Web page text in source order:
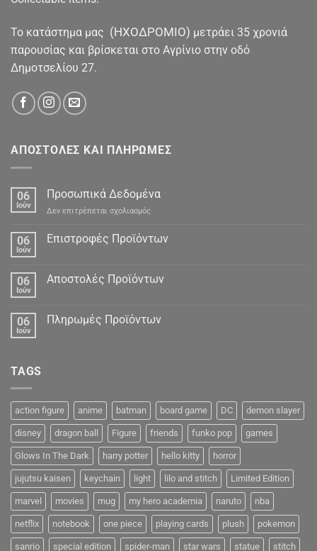
To κατάστημα μας (ΗΧΟΔΡΟΜΙΟ) μετράει 35 χρονιά
παρουσίας και βρίσκεται στο Αγρίνιο στην οδό
Δημοτσελίου 27.
ΑΠΟΣΤΟΛΕΣ ΚΑΙ ΠΛΗΡΩΜΕΣ
06
Ιούν
Προσωπικά Δεδομένα
Δεν επιτρέπεται σχολιασμός
Δεδομένα
06
Ιούν
Επιστροφές Προϊόντων
06
Ιούν
Αποστολές Προϊόντων
06
Ιούν
Πληρωμές Προϊόντων
TAGS
action figure anime batman board game DC demon slayer
disney dragon ball Figure friends funko pop games
Glows In The Dark harry potter hello kitty horror
jujutsu kaisen keychain light lilo and stitch Limited Edition
marvel movies mug my hero academia naruto nba
netflix notebook one piece playing cards plush pokemon
sanrio special edition spider-man star wars statue stitch